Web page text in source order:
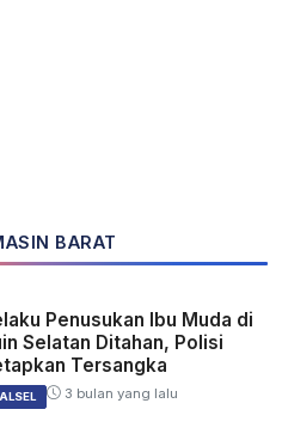
BARAT
Penusukan Ibu Muda di
Selatan Ditahan, Polisi
Tersangka
3 bulan yang lalu